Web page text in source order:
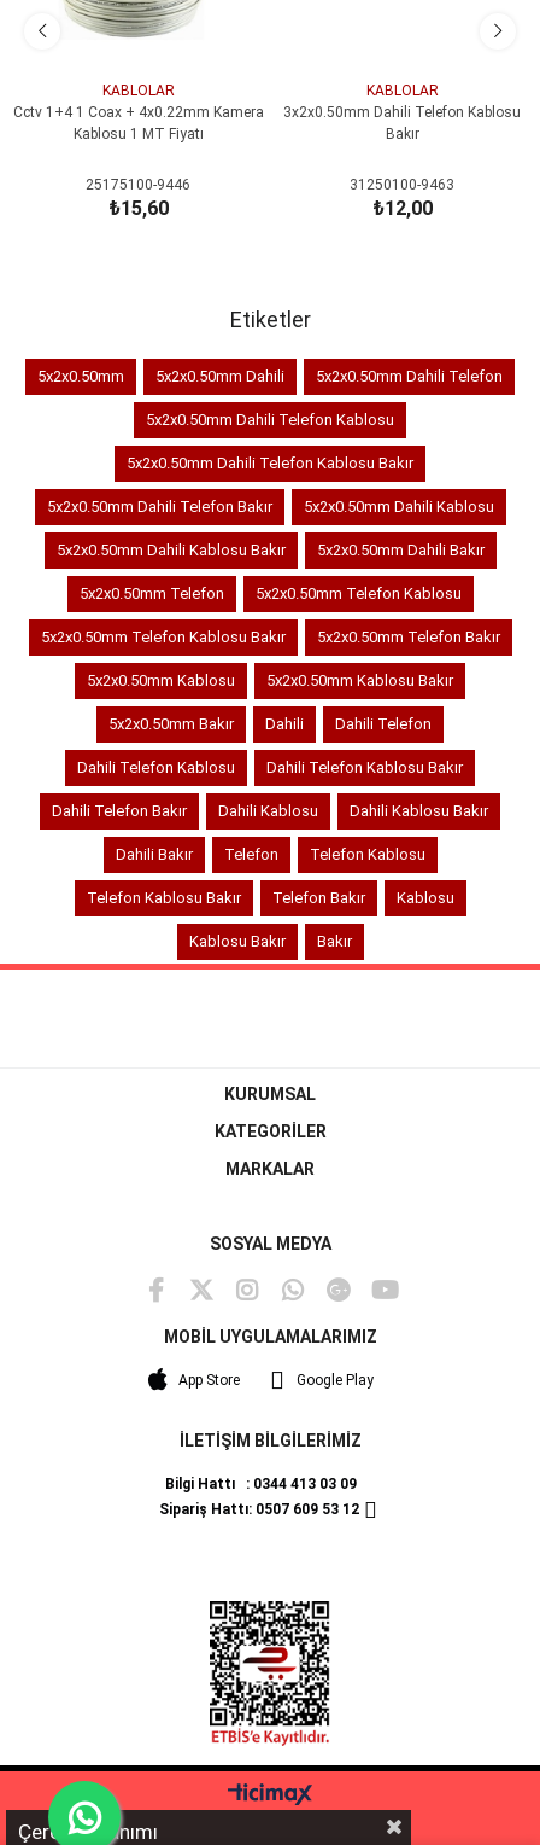
KABLOLAR
Cctv 1+4 1 Coax + 4x0.22mm Kamera
Kablosu 1 MT Fiyatı
25175100-9446
₺15,60
KABLOLAR
3x2x0.50mm Dahili Telefon Kablosu
Bakır
31250100-9463
₺12,00
Etiketler
5x2x0.50mm 5x2x0.50mm Dahili 5x2x0.50mm Dahili Telefon
5x2x0.50mm Dahili Telefon Kablosu
5x2x0.50mm Dahili Telefon Kablosu Bakır
5x2x0.50mm Dahili Telefon Bakır 5x2x0.50mm Dahili Kablosu
5x2x0.50mm Dahili Kablosu Bakır 5x2x0.50mm Dahili Bakır
5x2x0.50mm Telefon 5x2x0.50mm Telefon Kablosu
5x2x0.50mm Telefon Kablosu Bakır 5x2x0.50mm Telefon Bakır
5x2x0.50mm Kablosu 5x2x0.50mm Kablosu Bakır
5x2x0.50mm Bakır Dahili Dahili Telefon
Dahili Telefon Kablosu Dahili Telefon Kablosu Bakır
Dahili Telefon Bakır Dahili Kablosu Dahili Kablosu Bakır
Dahili Bakır Telefon Telefon Kablosu
Telefon Kablosu Bakır Telefon Bakır Kablosu
Kablosu Bakır Bakır
KURUMSAL
KATEGORİLER
MARKALAR
SOSYAL MEDYA
MOBİL UYGULAMALARIMIZ
App Store Google Play
İLETİŞİM BİLGİLERİMİZ
Bilgi Hattı : 0344 413 03 09
Sipariş Hattı: 0507 609 53 12
Çerez Kullanımı